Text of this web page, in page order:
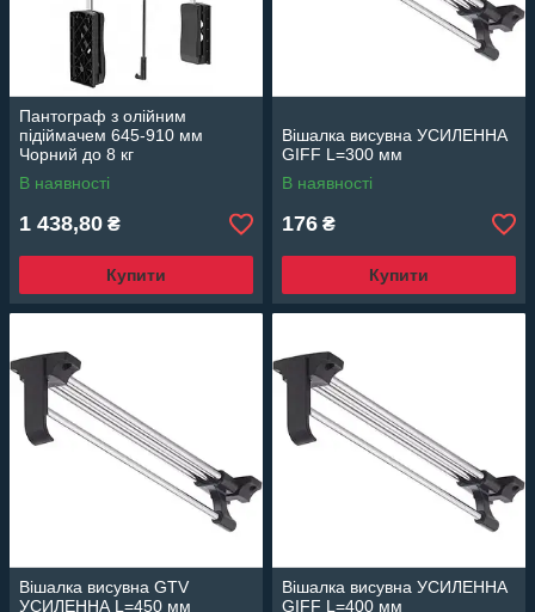
Пантограф з олійним
підіймачем 645-910 мм
Чорний до 8 кг
В наявності
1 438,80 ₴
Купити
Вішалка висувна УСИЛЕННА
GIFF L=300 мм
В наявності
176 ₴
Купити
Вішалка висувна GTV
УСИЛЕННА L=450 мм
Вішалка висувна УСИЛЕННА
GIFF L=400 мм